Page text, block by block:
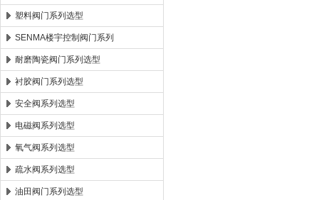
塑料阀门系列选型
SENMA楼宇控制阀门系列
耐磨陶瓷阀门系列选型
衬胶阀门系列选型
安全阀系列选型
电磁阀系列选型
氧气阀系列选型
疏水阀系列选型
油田阀门系列选型